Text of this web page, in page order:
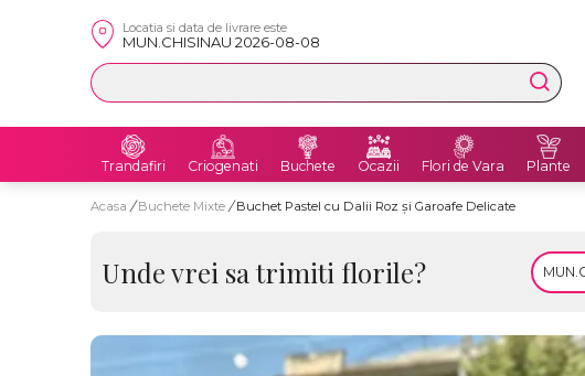
Locatia si data de livrare este
MUN.CHISINAU 2026-08-08
Trandafiri Criogenati Buchete Ocazii Flori de Vara Plante
Acasa / Buchete Mixte / Buchet Pastel cu Dalii Roz și Garoafe Delicate
Unde vrei sa trimiti florile?